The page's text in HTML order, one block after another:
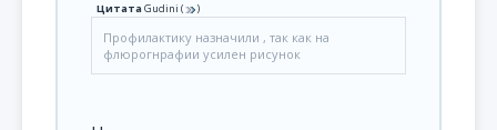
ЦитатаGudini ( )
Профилактику назначили , так как на
флюрогнрафии усилен рисунок